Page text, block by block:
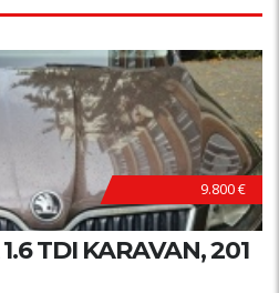
9.800 €
TDI KARAVAN, 201